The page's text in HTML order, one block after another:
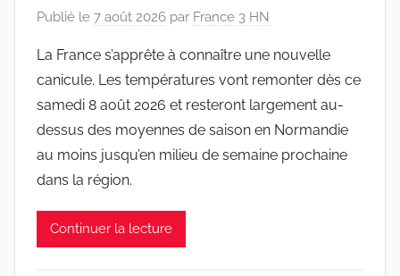
Publié le 7 août 2026 par France 3 HN
La France s’apprête à connaître une nouvelle
canicule. Les températures vont remonter dès ce
samedi 8 août 2026 et resteront largement au-
dessus des moyennes de saison en Normandie
au moins jusqu’en milieu de semaine prochaine
dans la région.
Continuer la lecture